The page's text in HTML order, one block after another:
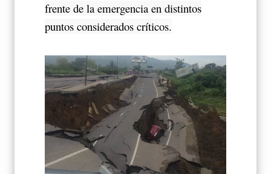
frente de la emergencia en distintos
puntos considerados críticos.